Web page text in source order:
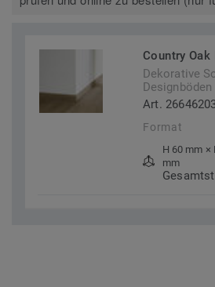
Country Oak
Dekorative
Designböden
Art.
Format
H 60 mm ×
mm